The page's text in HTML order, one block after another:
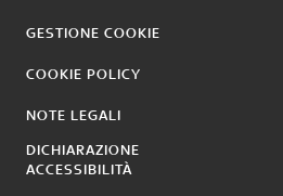
GESTIONE COOKIE
COOKIE POLICY
NOTE LEGALI
DICHIARAZIONE
ACCESSIBILITÀ